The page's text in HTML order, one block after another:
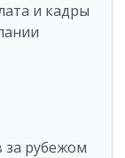
и кадры
за рубежом